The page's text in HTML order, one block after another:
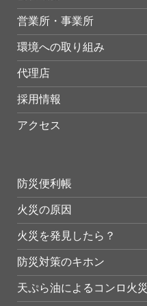
営業所・事業所
環境への取り組み
代理店
採用情報
アクセス
防災便利帳
火災の原因
火災を発見したら？
防災対策のキホン
天ぷら油によるコンロ火災